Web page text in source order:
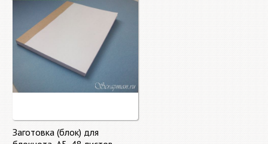
Заготовка (блок) для